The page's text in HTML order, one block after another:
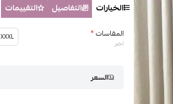
الخيارات التفاصيل التقييمات
المقاسات*
اختر
XXXL
السعر